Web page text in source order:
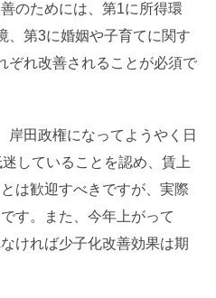
のためには、第1に所得環
、第3に婚姻や子育てに関す
ぞれ改善されることが必須で
岸田政権になってようやく日
していることを認め、賃上
は歓迎すべきですが、実際
す。また、今年上がって
ければ少子化改善効果は期